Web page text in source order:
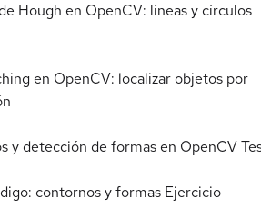
Hough en OpenCV: líneas y círculos
en OpenCV: localizar objetos por
y detección de formas en OpenCV
contornos y formas Ejercicio